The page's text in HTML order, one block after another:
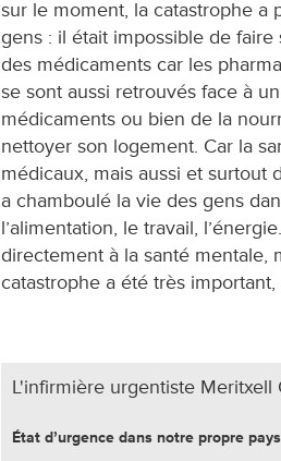
sur le moment, la catastrophe a
gens : il était impossible de
des médicaments car les
se sont aussi retrouvés face à
médicaments ou bien de la
nettoyer son logement. Car la
médicaux, mais aussi et surtout
a chamboulé la vie des gens
l’alimentation, le travail,
directement à la santé mentale,
catastrophe a été très
L'infirmière urgentiste Meritxell
État dʼurgence dans notre propre pays